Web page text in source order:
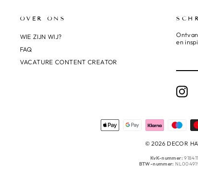
OVER ONS
WIE ZIJN WIJ?
FAQ
VACATURE CONTENT CREATOR
en
© 2026 DECOR
KvK-nummer:
BTW-nummer: